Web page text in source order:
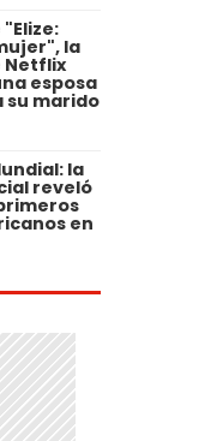
la
Netflix
esposa
su marido
la
reveló
en